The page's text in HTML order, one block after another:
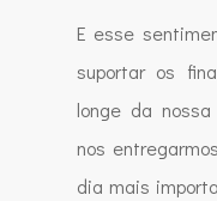
E esse
suportar os
longe da
nos
dia mais